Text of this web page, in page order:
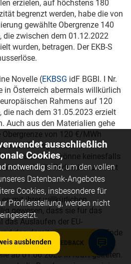
FEEDBACK
erzielen, auf höchstens 180
begrenzt werden, habe die von
gewählte Obergrenze 140
die zwischen dem 01.12.2022
wurden, betragen. Der EKB-S
Novelle (EKBSG idF BGBl. I Nr.
in Österreich abermals willkürlich
Rahmens auf 120
die nach dem 31.05.2023 erzielt
Auch aus den Materialien gehe
von 120 €/MWh
der EU liege und die
seien. Dies könne keinesfalls
wie die Reduktion um fast
es mit ihrer willkürlichen
gewesen, dass sie für das
das Auslaufen der EU-
das damit einhergehende Ende
abgewartet habe.
ab01.06.2023in Kraft getreten.
ausschließlich
Cookies,
notwendigsind, um den vollen
Datenbank-Angebotes
Cookies, insbesondere für
Profilerstellung, werden nicht
eingesetzt.
ausblenden